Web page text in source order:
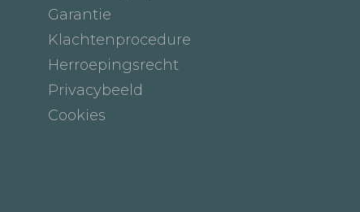
Garantie
Klachtenprocedure
Herroepingsrecht
Privacybeeld
Cookies